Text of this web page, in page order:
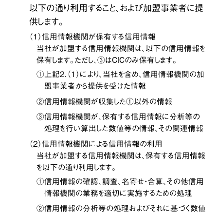
以下の通り利用すること、および加盟事業者に提
供します。
（１）信用情報機関が保有する信用情報
当社が加盟する信用情報機関は、以下の信用情報を
保有します。ただし、③はCICのみ保有します。
①上記２．（１）により、当社を含め、信用情報機関の加
盟事業者から提供を受けた情報
②信用情報機関が収集した①以外の情報
③信用情報機関が、保有する信用情報に分析等の
処理を行い算出した数値等の情報、その関連情報
（２）信用情報機関による信用情報の利用
当社が加盟する信用情報機関は、保有する信用情報
を以下の通り利用します。
①信用情報の確認、調査、名寄せ・合算、その他信用
情報機関の業務を適切に実施するための処理
②信用情報の分析等の処理およびそれに基づく数値